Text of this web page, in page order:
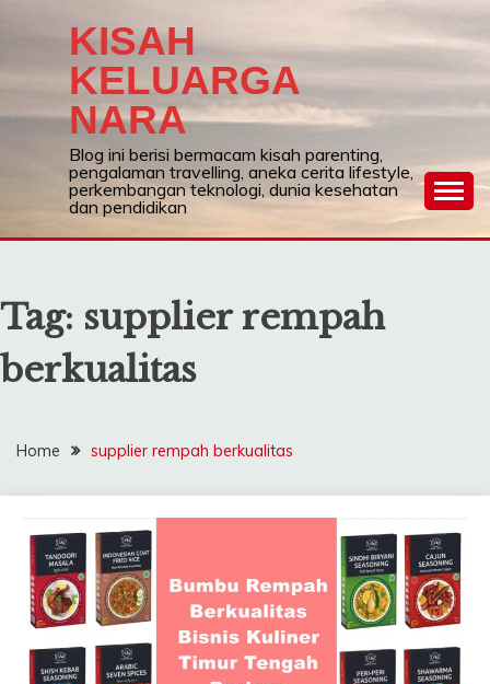
KISAH
KELUARGA
NARA
Blog ini berisi bermacam kisah parenting,
pengalaman travelling, aneka cerita lifestyle,
perkembangan teknologi, dunia kesehatan
dan pendidikan
Tag: supplier rempah
berkualitas
Home supplier rempah berkualitas